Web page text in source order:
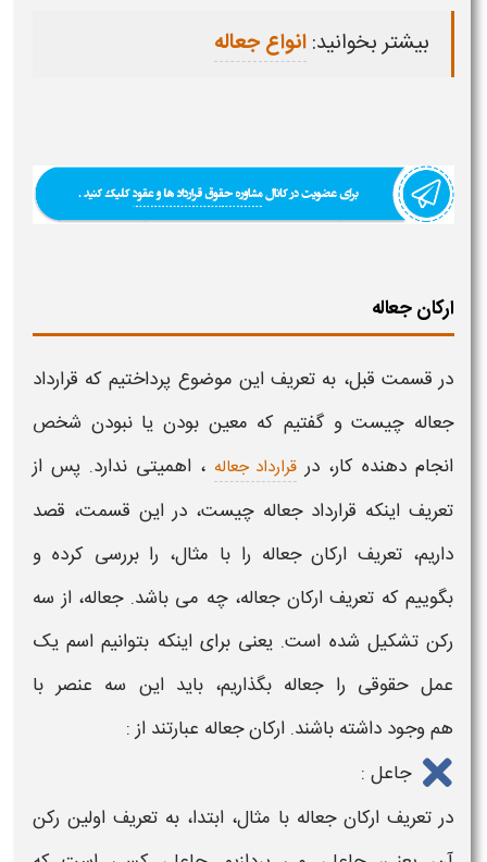
بیشتر بخوانید:انواع جعاله
ارکان جعاله
در قسمت قبل، به تعریف این موضوع پرداختیم که قرارداد
جعاله چیستو گفتیم که معین بودن یا نبودن شخص
انجام دهنده کار، در قرارداد جعاله ، اهمیتی ندارد. پس از
تعریف اینکه قرارداد جعاله چیست، در این قسمت، قصد
داریم، تعریف ارکان جعاله را با مثال، را بررسی کرده و
بگوییم که تعریف ارکان جعاله، چه می باشد.جعاله،از سه
رکن تشکیل شده است. یعنی برای اینکه بتوانیم اسم یک
عمل حقوقی راجعاله بگذاریم، باید این سه عنصر با
هم وجود داشته باشند. ارکان جعاله عبارتند از :
جاعل :
در تعریف ارکان جعاله با مثال، ابتدا، به تعریف اولین رکن